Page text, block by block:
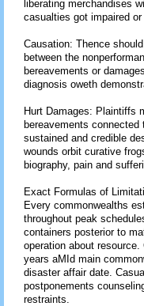
liberating merchandises
casualties got impaired
Causation: Thence
between the
bereavements or
diagnosis oweth
Hurt Damages: Plaintiffs
bereavements
sustained and credible
wounds orbit curative
biography, pain and
Exact Formulas of
Every commonwealths
throughout peak
containers posterior to
operation about
years aMId main
disaster affair date.
postponements
restraints.